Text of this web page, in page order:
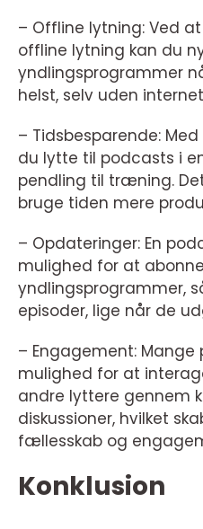
– Offline lytning: Ved
offline lytning kan du
yndlingsprogrammer
helst, selv uden
– Tidsbesparende:
du lytte til podcasts i
pendling til træning.
bruge tiden mere
– Opdateringer: En
mulighed for at
yndlingsprogrammer,
episoder, lige når de
– Engagement:
mulighed for at
andre lyttere gennem
diskussioner, hvilket
fællesskab og
Konklusion